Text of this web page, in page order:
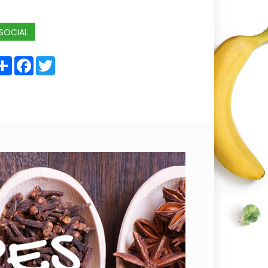
ShareFacebook